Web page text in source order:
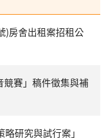
)房舍出租案招租公
競賽」稿件徵集與補
研究與試行案」